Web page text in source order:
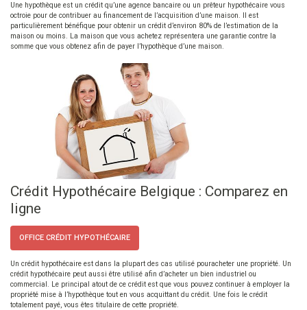
Une hypothèque est un crédit qu’une agence bancaire ou un prêteur hypothécaire vous
octroie pour de contribuer au financement de l’acquisition d’une maison. Il est
particulièrement bénéfique pour obtenir un crédit d’environ 80% de l’estimation de la
maison ou moins. La maison que vous achetez représentera une garantie contre la
somme que vous obtenez afin de payer l’hypothèque d’une maison.
Crédit Hypothécaire Belgique : Comparez en
ligne
OFFICE CRÉDIT HYPOTHÉCAIRE
Un crédit hypothécaire est dans la plupart des cas utilisé pouracheter une propriété. Un
crédit hypothécaire peut aussi être utilisé afin d’acheter un bien industriel ou
commercial. Le principal atout de ce crédit est que vous pouvez continuer à employer la
propriété mise à l’hypothèque tout en vous acquittant du crédit. Une fois le crédit
totalement payé, vous êtes titulaire de cette propriété.